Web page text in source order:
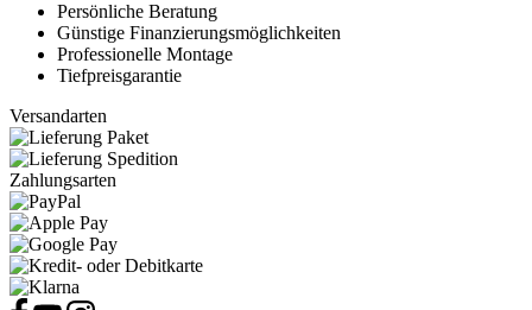
Persönliche Beratung
Günstige Finanzierungsmöglichkeiten
Professionelle Montage
Tiefpreisgarantie
Versandarten
Zahlungsarten